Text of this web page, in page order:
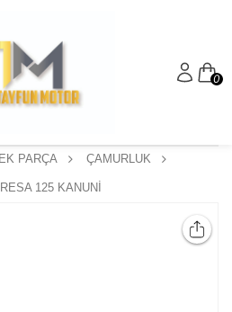
0
PARÇA ÇAMURLUK
125 KANUNİ